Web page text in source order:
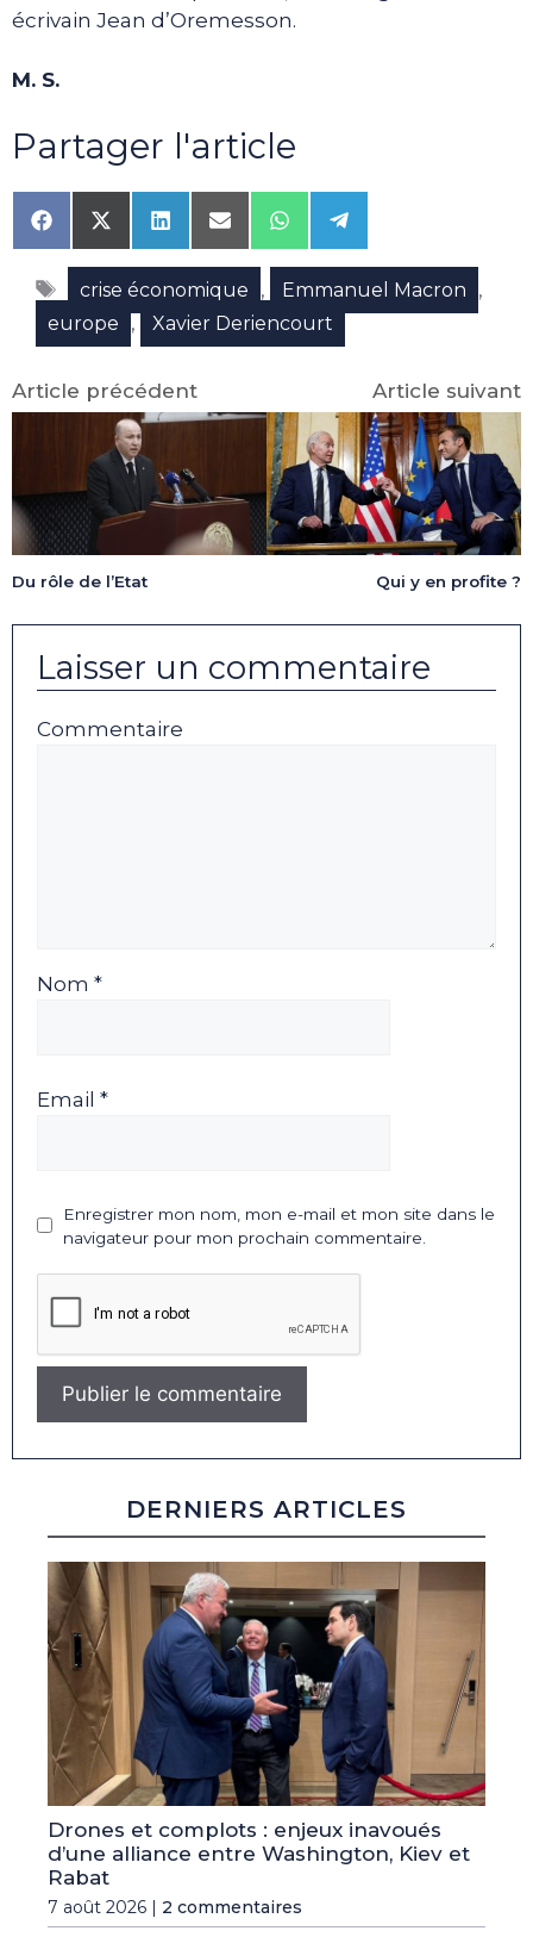
écrivain Jean d’Oremesson.
M. S.
Partager l'article
Share
on
Facebook
Share
on
X
(Twitter)
Share
on
LinkedIn
Share
on
Email
Share
on
WhatsApp
Share
on
Telegram
Étiquettes
crise économique , Emmanuel Macron ,
europe , Xavier Deriencourt
Article précédent
Du rôle de l’Etat
Article suivant
Qui y en profite ?
Laisser un commentaire
Commentaire
Nom *
Email *
Enregistrer mon nom, mon e-mail et mon site dans le
navigateur pour mon prochain commentaire.
DERNIERS ARTICLES
Drones et complots : enjeux inavoués
d’une alliance entre Washington, Kiev et
Rabat
7 août 2026 | 2 commentaires